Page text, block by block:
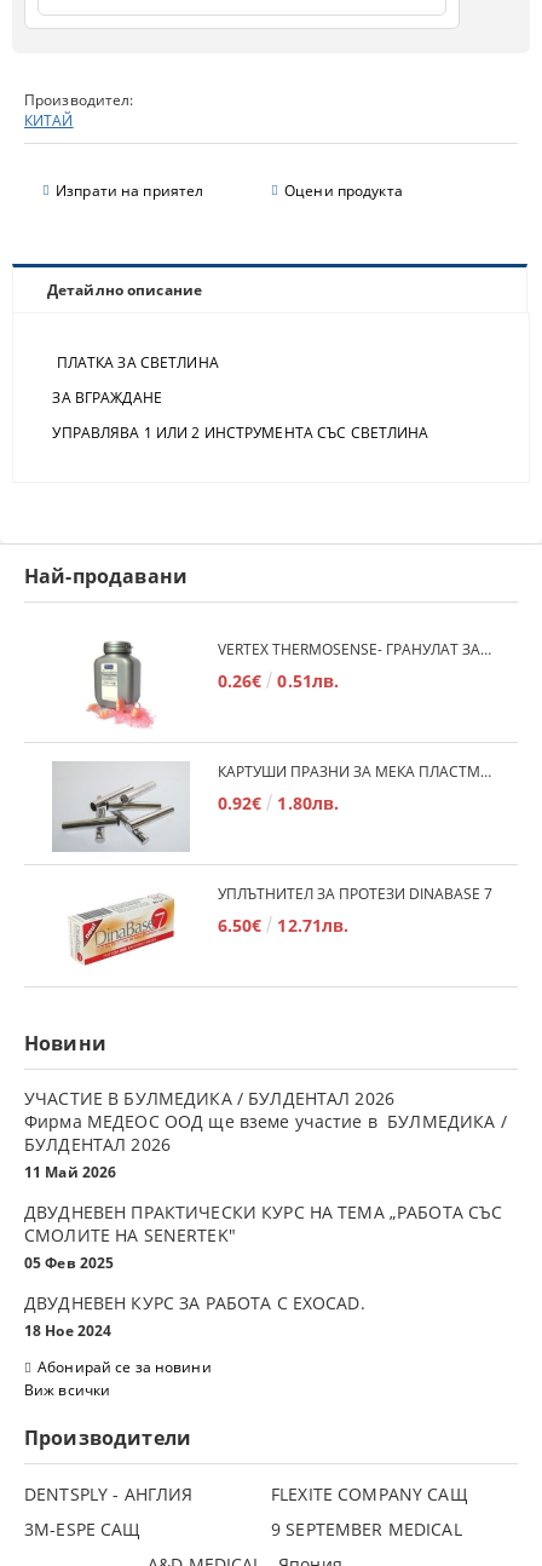
Производител:
КИТАЙ
Изпрати на приятел Оцени продукта
Детайлно описание
ПЛАТКА ЗА СВЕТЛИНА
ЗА ВГРАЖДАНЕ
УПРАВЛЯВА 1 ИЛИ 2 ИНСТРУМЕНТА СЪС СВЕТЛИНА
Най-продавани
VERTEX THERMOSENSE- ГРАНУЛАТ ЗА МЕКИ ПРОТЕЗИ
0.26€ 0.51лв.
КАРТУШИ ПРАЗНИ ЗА МЕКА ПЛАСТМАСА
0.92€ 1.80лв.
УПЛЪТНИТЕЛ ЗА ПРОТЕЗИ DINABASE 7
6.50€ 12.71лв.
Новини
УЧАСТИЕ В БУЛМЕДИКА / БУЛДЕНТАЛ 2026
Фирма МЕДЕОС ООД ще вземе участие в БУЛМЕДИКА /
БУЛДЕНТАЛ 2026
11 Май 2026
ДВУДНЕВЕН ПРАКТИЧЕСКИ КУРС НА ТЕМА „РАБОТА СЪС
СМОЛИТЕ НА SENERTEK"
05 Фев 2025
ДВУДНЕВЕН КУРС ЗА РАБОТА С ЕXOCAD.
18 Ное 2024
Абонирай се за новини
Виж всички
Производители
DENTSPLY - АНГЛИЯ
FLEXITE COMPANY САЩ
3М-ESPE САЩ
9 SEPTEMBER MEDICAL